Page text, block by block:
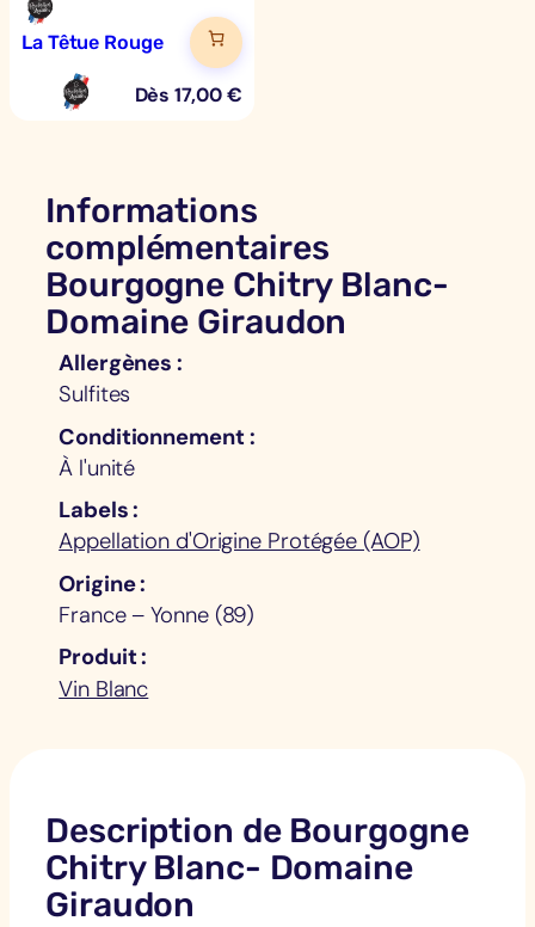
La Têtue Rouge
Dès17,00€
Informations
complémentaires
Bourgogne Chitry Blanc-
Domaine Giraudon
Allergènes
Sulfites
Conditionnement
À l'unité
Labels
Appellation d'Origine Protégée (AOP)
Origine
France – Yonne (89)
Produit
Vin Blanc
Description de Bourgogne
Chitry Blanc- Domaine
Giraudon